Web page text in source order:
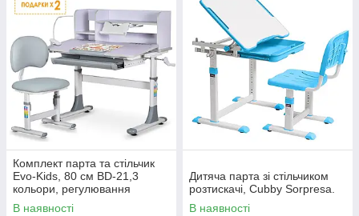
Комплект парта та стільчик
Evo-Kids, 80 см BD-21,3
кольори, регулювання
глибини
В наявності
Дитяча парта зі стільчиком
розтискачі, Cubby Sorpresa.
В наявності